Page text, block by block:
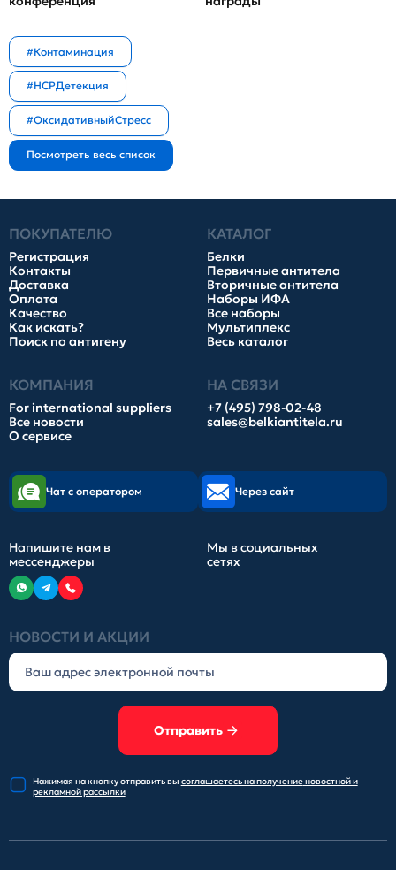
#Контаминация
#HCPДетекция
#ОксидативныйСтресс
ПОКУПАТЕЛЮ
Регистрация
Контакты
Доставка
Оплата
Качество
Как искать?
Поиск по антигену
КАТАЛОГ
Белки
Первичные антитела
Вторичные антитела
Наборы ИФА
Все наборы
Мультиплекс
Весь каталог
КОМПАНИЯ
For international suppliers
Все новости
О сервисе
НА СВЯЗИ
+7 (495) 798-02-48
sales@belkiantitela.ru
НОВОСТИ И АКЦИИ
Отправить
Нажимая на кнопку отправитьвы соглашаетесь на получениеновостной и
рекламной рассылки
Чат с оператором Через сайт
Напишите нам в
мессенджеры
Мы в социальных
сетях